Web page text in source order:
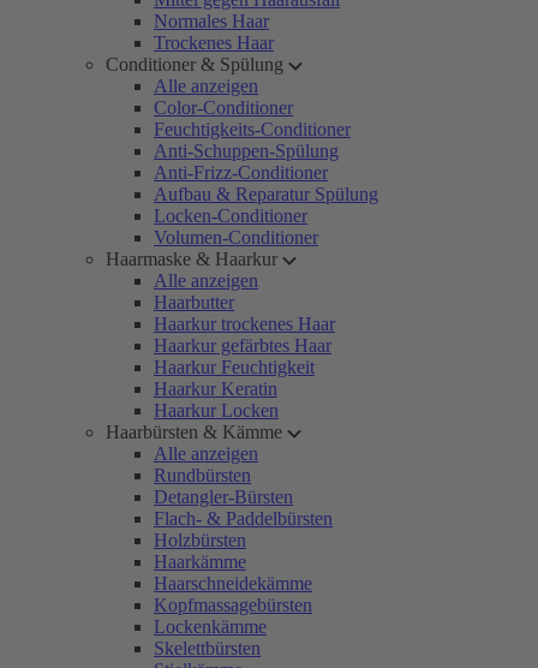
Normales Haar
Trockenes Haar
Conditioner & Spülung
Alle anzeigen
Color-Conditioner
Feuchtigkeits-Conditioner
Anti-Schuppen-Spülung
Anti-Frizz-Conditioner
Aufbau & Reparatur Spülung
Locken-Conditioner
Volumen-Conditioner
Haarmaske & Haarkur
Alle anzeigen
Haarbutter
Haarkur trockenes Haar
Haarkur gefärbtes Haar
Haarkur Feuchtigkeit
Haarkur Keratin
Haarkur Locken
Haarbürsten & Kämme
Alle anzeigen
Rundbürsten
Detangler-Bürsten
Flach- & Paddelbürsten
Holzbürsten
Haarkämme
Haarschneidekämme
Kopfmassagebürsten
Lockenkämme
Skelettbürsten